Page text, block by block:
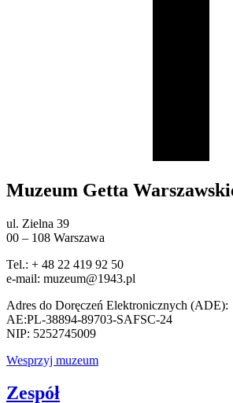
Muzeum Getta
ul. Zielna 39
00 – 108 Warszawa
Tel.: + 48 22 419 92 50
e-mail: muzeum@1943.pl
Adres do Doręczeń Elektronicznych (ADE):
AE:PL-38894-89703-SAFSC-24
NIP: 5252745009
Wesprzyj muzeum
Zespół